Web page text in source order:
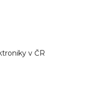
v ČR